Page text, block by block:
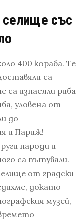
селище със
400 кораба. Те
са
изнасяли риба
уловена от
до
и Париж!
народи и
са пътували.
от градски
докато
музей,